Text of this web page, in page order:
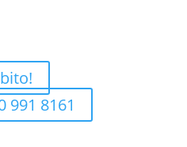
991 8161
NELLA